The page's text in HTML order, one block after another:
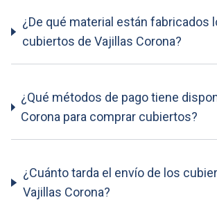
¿De qué material están fabricados
cubiertos de Vajillas Corona?
¿Qué métodos de pago tiene
Corona para comprar cubiertos?
¿Cuánto tarda el envío de los
Vajillas Corona?